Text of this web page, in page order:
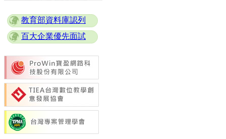
教育部資料庫認列
百大企業優先面試